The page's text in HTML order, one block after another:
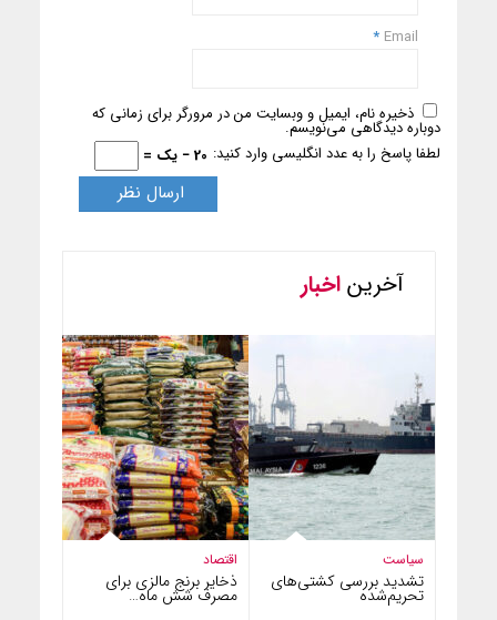
Email
*
ذخیره نام، ایمیل و وبسایت من در مرورگر برای زمانی که
دوباره دیدگاهی می‌نویسم.
لطفا پاسخ را به عدد انگلیسی وارد کنید: 20 − یک =
آخریناخبار
اقتصاد
ذخایر برنج مالزی برای
مصرف شش ماه…
سیاست
تشدید بررسی کشتی‌های
تحریم‌شده